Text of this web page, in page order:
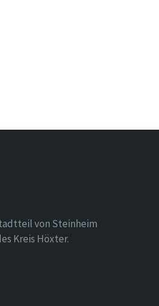
von Steinheim
Kreis Höxter.